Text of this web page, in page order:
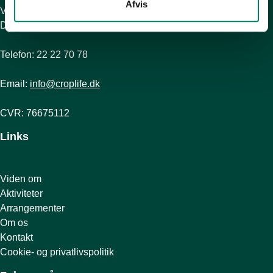
Afvis
Vesterbrogade 6D, 2. sal
DK-1620 København V
Telefon: 22 22 70 78
Email: info@croplife.dk
CVR: 76675112
Links
Viden om
Aktiviteter
Arrangementer
Om os
Kontakt
Cookie- og privatlivspolitik